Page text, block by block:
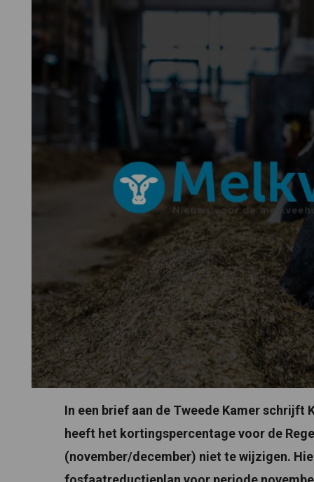
In een brief aan de Tweede Kamer schrijft
heeft het kortingspercentage voor de
(november/december) niet te wijzigen.